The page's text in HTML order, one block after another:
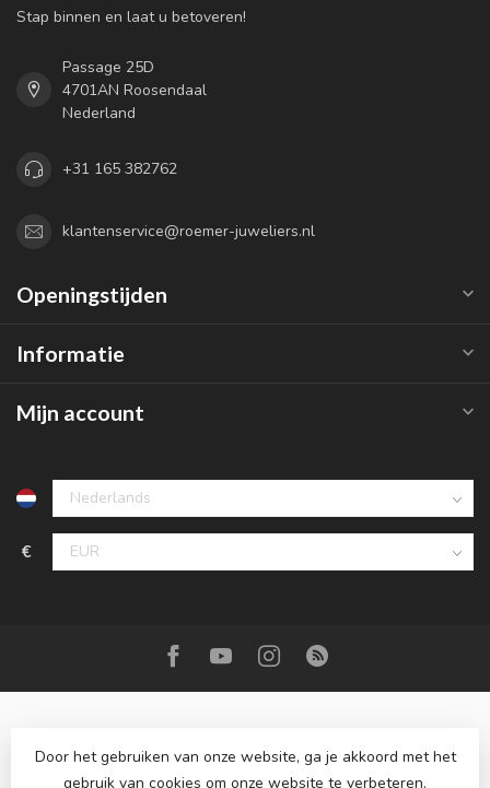
Stap binnen en laat u betoveren!
Passage 25D
4701AN Roosendaal
Nederland
+31 165 382762
klantenservice@roemer-juweliers.nl
Openingstijden
Informatie
Mijn account
€
Door het gebruiken van onze website, ga je akkoord met het
gebruik van cookies om onze website te verbeteren.